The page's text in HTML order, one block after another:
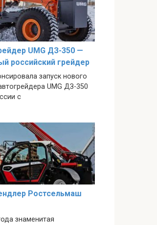
UMG ДЗ-350 —
российский грейдер
запуск нового
UMG ДЗ-350
с
Ростсельмаш
знаменитая